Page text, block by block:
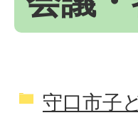
守口市子